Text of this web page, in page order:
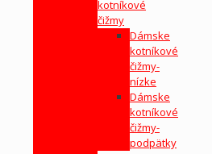
kotníkové
čižmy
Dámske
kotníkové
čižmy-
nízke
Dámske
kotníkové
čižmy-
podpätky